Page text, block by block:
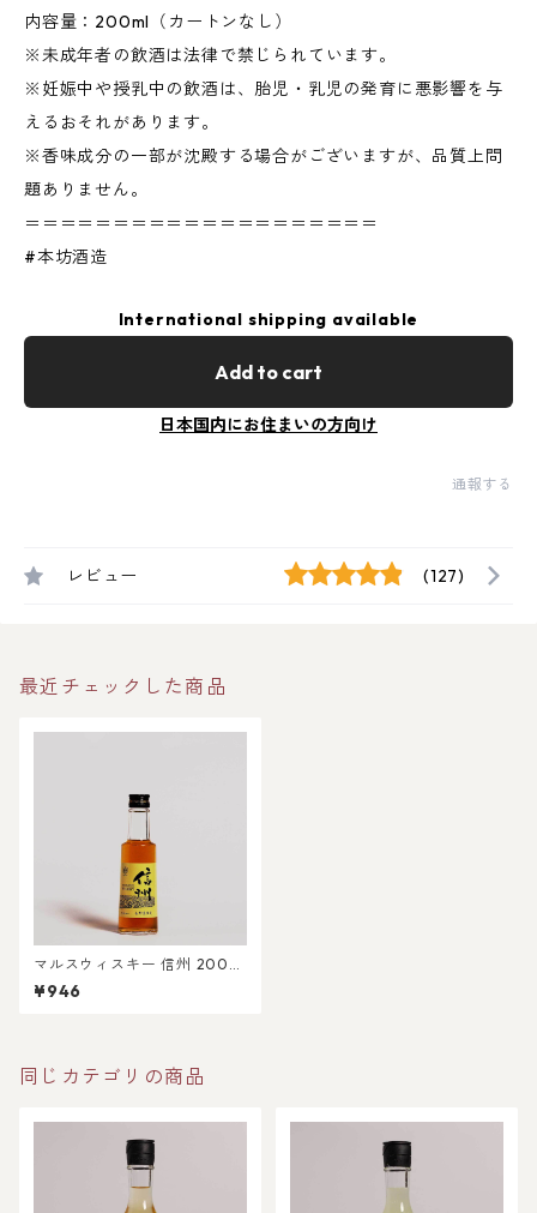
内容量：200ml（カートンなし）
※未成年者の飲酒は法律で禁じられています。
※妊娠中や授乳中の飲酒は、胎児・乳児の発育に悪影響を与
えるおそれがあります。
※香味成分の一部が沈殿する場合がございますが、品質上問
題ありません。
＝＝＝＝＝＝＝＝＝＝＝＝＝＝＝＝＝＝＝＝
#本坊酒造
International shipping available
Add to cart
日本国内にお住まいの方向け
通報する
レビュー (127)
最近チェックした商品
マルスウィスキー 信州 200m
l¥946
同じカテゴリの商品